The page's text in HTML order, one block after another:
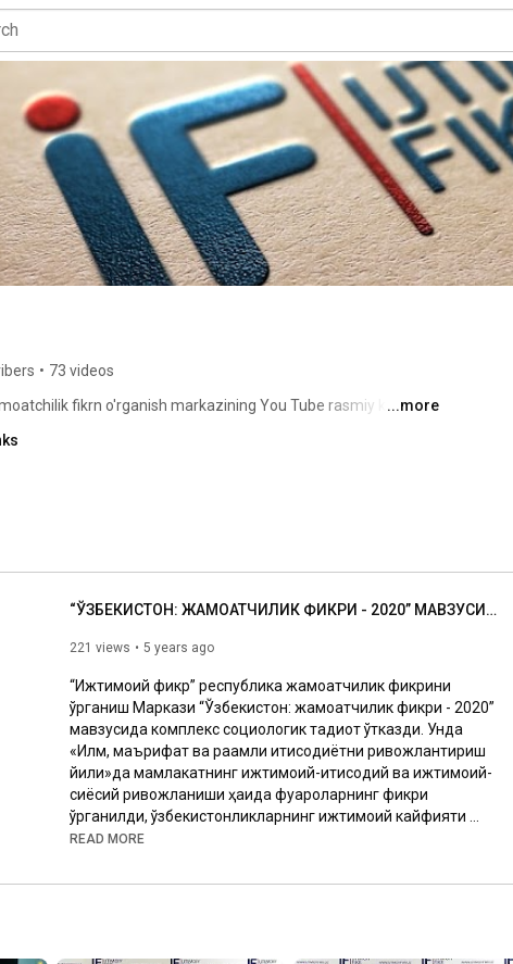
• 73 videos
fikrn o'rganish markazining You Tube rasmiy kanali.
e'lon qilib boriladi.
...more
“ЎЗБЕКИСТОН: ЖАМОАТЧИЛИК ФИКРИ - 2020” МАВЗУСИДА КОМПЛЕКС СОЦИОЛОГИК ТАДҚИҚОТ НАТИЖАЛАРИ
221 views 5 years ago
“Ижтимоий фикр” республика жамоатчилик фикрини
ўрганиш Маркази “Ўзбекистон: жамоатчилик фикри - 2020”
мавзусида комплекс социологик тадқиқот ўтказди. Унда
«Илм, маърифат ва рақамли иқтисодиётни ривожлантириш
йили»да мамлакатнинг ижтимоий-иқтисодий ва ижтимоий-
сиёсий ривожланиши ҳақида фуқароларнинг фикри
ўрганилди, ўзбекистонликларнинг ижтимоий кайфияти
ҳамда давлат ва жамият ҳаётининг асосий соҳаларида
аниқланди.
READ MORE